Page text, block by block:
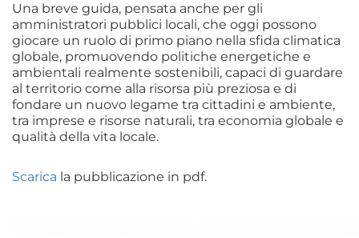
Una breve guida, pensata anche per gli
amministratori pubblici locali, che oggi possono
giocare un ruolo di primo piano nella sfida climatica
globale, promuovendo politiche energetiche e
ambientali realmente sostenibili, capaci di guardare
al territorio come alla risorsa più preziosa e di
fondare un nuovo legame tra cittadini e ambiente,
tra imprese e risorse naturali, tra economia globale e
qualità della vita locale.
Scarica la pubblicazione in pdf.